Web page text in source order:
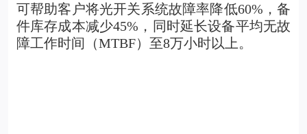
可帮助客户将光开关系统故障率降低60%，备
件库存成本减少45%，同时延长设备平均无故
障工作时间（MTBF）至8万小时以上。